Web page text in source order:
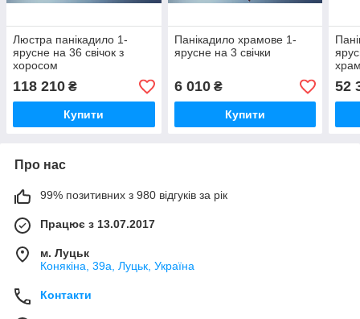
Люстра панікадило 1-
ярусне на 36 свічок з
хоросом
118 210 ₴
Купити
Панікадило храмове 1-
ярусне на 3 свічки
6 010₴
Купити
52
Про нас
99% позитивних з 980 відгуків за рік
Працює з 13.07.2017
м. Луцьк
Конякіна, 39а, Луцьк, Україна
Контакти